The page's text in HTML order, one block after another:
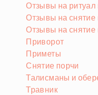
Отзывы на
Отзывы на снятие
Отзывы на снятие
Приворот
Приметы
Снятие порчи
Талисманы и
Травник